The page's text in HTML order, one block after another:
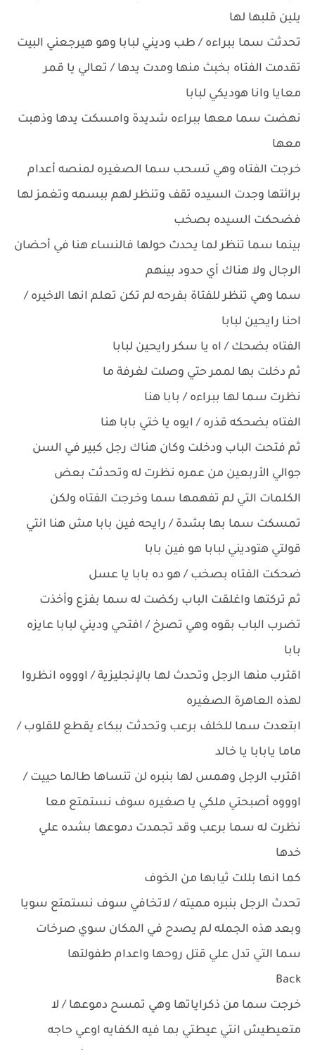
يلين قلبها لها
تحدثت سما ببراءه / طب وديني لبابا وهو هيرجعني البيت
تقدمت الفتاه بخبث منها ومدت يدها / تعالي يا قمر
معايا وانا هوديكي لبابا
نهضت سما معها ببراءه شديدة وامسكت يدها وذهبت
معها
خرجت الفتاه وهي تسحب سما الصغيره لمنصه أعدام
برائتها وجدت السيده تقف وتنظر لهم ببسمه وتغمز لها
فضحكت السيده بصخب
بينما سما تنظر لما يحدث حولها فالنساء هنا في أحضان
الرجال ولا هناك أي حدود بينهم
سما وهي تنظر للفتاة بفرحه لم تكن تعلم انها الاخيره /
احنا رايحين لبابا
الفتاه بضحك / اه يا سكر رايحين لبابا
ثم دخلت بها لممر حتي وصلت لغرفة ما
نظرت سما لها ببراءه / بابا هنا
الفتاه بضحكه قذره / ايوه يا ختي بابا هنا
ثم فتحت الباب ودخلت وكان هناك رجل كبير في السن
جوالي الأربعين من عمره نظرت له وتحدثت بعض
الكلمات التي لم تفهمها سما وخرجت الفتاه ولكن
تمسكت سما بها بشدة / رايحه فين بابا مش هنا انتي
قولتي هتوديني لبابا هو فين بابا
ضحكت الفتاه بصخب / هو ده بابا يا عسل
ثم تركتها واغلقت الباب ركضت له سما بفزع وأخذت
تضرب الباب بقوه وهي تصرخ / افتحي وديني لبابا عايزه
بابا
اقترب منها الرجل وتحدث لها بالإنجليزية / اوووه انظروا
لهذه العاهرة الصغيره
ابتعدت سما للخلف برعب وتحدثت ببكاء يقطع للقلوب /
ماما يابابا يا خالد
اقترب الرجل وهمس لها بنبره لن تنساها طالما حييت /
اوووه أصبحتي ملكي يا صغيره سوف نستمتع معا
نظرت له سما برعب وقد تجمدت دموعها بشده علي
خدها
كما انها بللت ثيابها من الخوف
تحدث الرجل بنبره مميته / لاتخافي سوف نستمتع سويا
وبعد هذه الجمله لم يصدح في المكان سوي صرخات
سما التي تدل علي قتل روحها واعدام طفولتها
Back
خرجت سما من ذكراياتها وهي تمسح دموعها / لا
متعيطيش انتي عيطتي بما فيه الكفايه اوعي حاجه